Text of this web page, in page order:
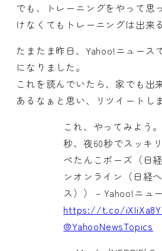
でも、トレーニングをやって思
けなくてもトレーニングは出来
たまたま昨日、Yahoo!ニュース
になりました。
これを読んでいたら、家でも出
あるなぁと思い、リツイートし
これ、やってみよう
秒、夜60秒でスッキ
ぺたんこポーズ（日
ンオンライン（日経
ス）） – Yahoo!ニュ
https://t.co/
@YahooNewsTopics